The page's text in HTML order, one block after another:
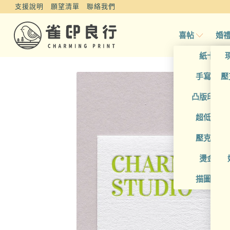
支援說明 願望清單 聯絡我們
喜帖
紙卡喜帖
手寫風喜
凸版印刷
超低價喜
壓克力喜
燙金喜帖
描圖紙喜
婚